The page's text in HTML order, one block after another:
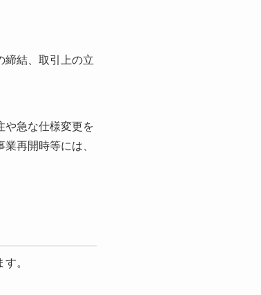
締結、取引上の立
や急な仕様変更を
再開時等には、
。